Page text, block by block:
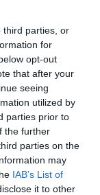
third parties, or
for
opt-out
that after your
seeing
utilized by
parties prior to
the further
parties on the
may
IAB’s List of
it to other
l'acte
elCentre de
Barberà
nit es farà un
el lliurament
.
Fòrum
els